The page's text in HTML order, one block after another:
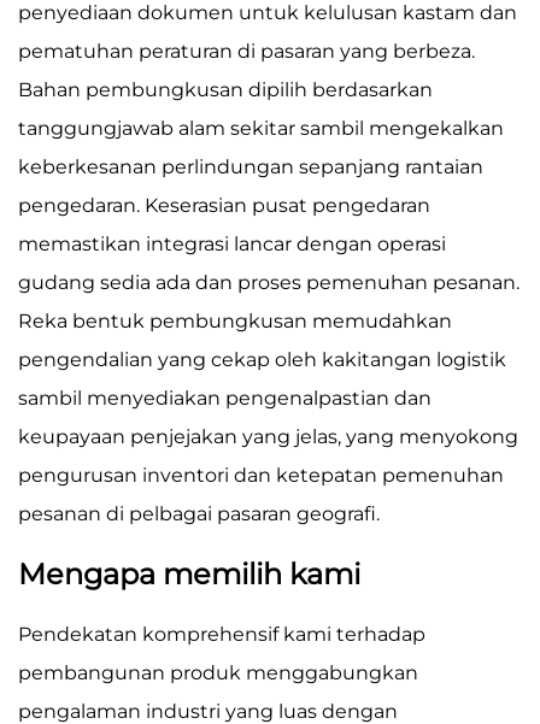
penyediaan dokumen untuk kelulusan kastam dan
pematuhan peraturan di pasaran yang berbeza.
Bahan pembungkusan dipilih berdasarkan
tanggungjawab alam sekitar sambil mengekalkan
keberkesanan perlindungan sepanjang rantaian
pengedaran. Keserasian pusat pengedaran
memastikan integrasi lancar dengan operasi
gudang sedia ada dan proses pemenuhan pesanan.
Reka bentuk pembungkusan memudahkan
pengendalian yang cekap oleh kakitangan logistik
sambil menyediakan pengenalpastian dan
keupayaan penjejakan yang jelas, yang menyokong
pengurusan inventori dan ketepatan pemenuhan
pesanan di pelbagai pasaran geografi.
Mengapa memilih kami
Pendekatan komprehensif kami terhadap
pembangunan produk menggabungkan
pengalaman industri yang luas dengan